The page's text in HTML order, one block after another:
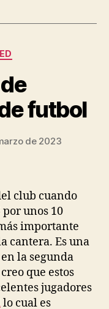
futbol
de 2023
club cuando
unos 10
importante
cantera. Es una
la segunda
que estos
jugadores
lo cual es